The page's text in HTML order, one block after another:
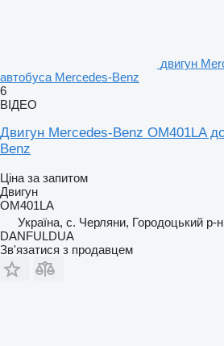
двигун
автобуса Mercedes-Benz
6
ВІДЕО
Двигун Mercedes-Benz OM401LA
Benz
Ціна за запитом
Двигун
OM401LA
Україна, с. Черляни, Городоцький р-н
DANFULDUA
Зв'язатися з продавцем